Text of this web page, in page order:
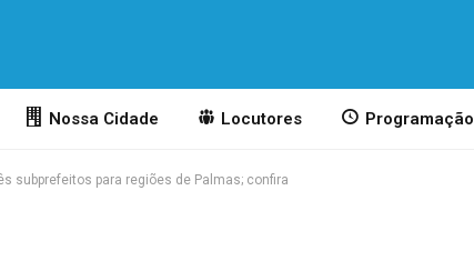
Nossa Cidade Locutores Programação
subprefeitos para regiões de Palmas; confira